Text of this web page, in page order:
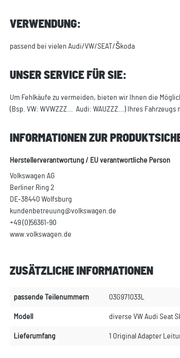
VERWENDUNG:
passend bei vielen Audi/VW/SEAT/Škoda
UNSER SERVICE FÜR SIE:
Um Fehlkäufe zu vermeiden, bieten wir Ihnen die
(Bsp. VW: WVWZZZ... Audi: WAUZZZ...) Ihres
INFORMATIONEN ZUR
Herstellerverantwortung / EU verantwortliche Person
Volkswagen AG
Berliner Ring 2
DE-38440 Wolfsburg
kundenbetreuung@volkswagen.de
+49 (0)56361-90
www.volkswagen.de
ZUSÄTZLICHE INFORMATIONEN
passende Teilenummern 03G971033L
Modell diverse VW Audi Seat
Lieferumfang 1 Original Adapter